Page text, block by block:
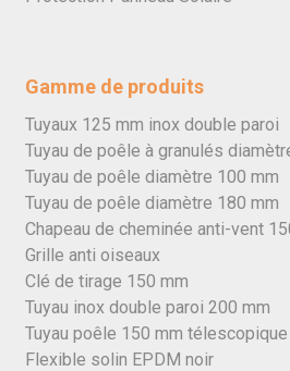
Gamme de produits
Tuyaux 125 mm inox double paroi
Tuyau de poêle à granulés
Tuyau de poêle diamètre 100 mm
Tuyau de poêle diamètre 180 mm
Chapeau de cheminée anti-vent
Grille anti oiseaux
Clé de tirage 150 mm
Tuyau inox double paroi 200 mm
Tuyau poêle 150 mm télescopique
Flexible solin EPDM noir